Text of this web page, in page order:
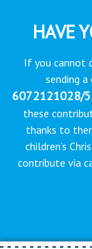
HAVE
If you cannot
sending
6072121028/
these
thanks to
children’s
contribute via